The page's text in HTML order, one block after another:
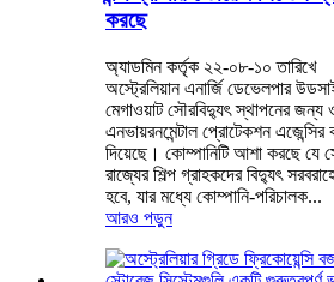
করছে
অ্যাডমিন কর্তৃক ২২-০৮-১০ তারিখে
অস্ট্রেলিয়ান এনার্জি ডেভেলপার
মেগাওয়াট সৌরবিদ্যুৎ স্থাপনের জন্য
এনভায়রনমেন্টাল প্রোটেকশন
দিয়েছে। কোম্পানিটি আশা করছে যে
রাজ্যের শিল্প গ্রাহকদের বিদ্যুৎ
হবে, যার মধ্যে কোম্পানি-পরিচালক...
আরও পড়ুন